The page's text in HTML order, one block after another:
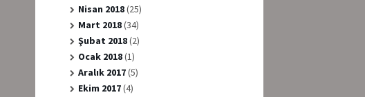
Nisan 2018(25)
Mart 2018(34)
Şubat 2018(2)
Ocak 2018(1)
Aralık 2017(5)
Ekim 2017(4)